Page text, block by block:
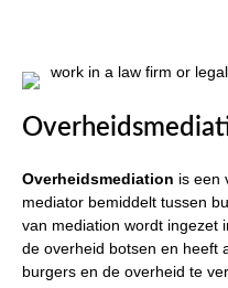
Overheidsmediation is een
mediator bemiddelt tussen
van mediation wordt ingezet
de overheid botsen en heeft
burgers en de overheid te